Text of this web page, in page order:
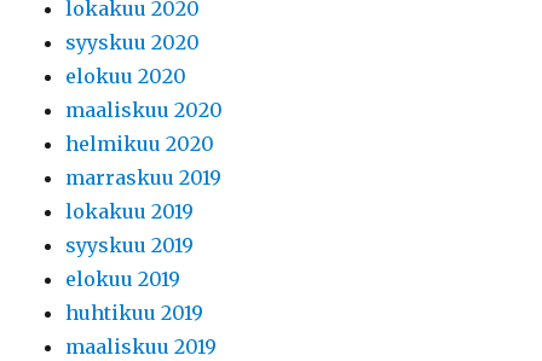
lokakuu 2020
syyskuu 2020
elokuu 2020
maaliskuu 2020
helmikuu 2020
marraskuu 2019
lokakuu 2019
syyskuu 2019
elokuu 2019
huhtikuu 2019
maaliskuu 2019